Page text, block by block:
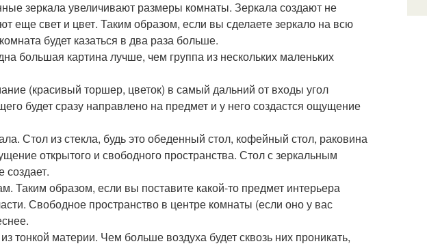
зеркала увеличивают размеры комнаты. Зеркала создают не
еще свет и цвет. Таким образом, если вы сделаете зеркало на всю
будет казаться в два раза больше.
большая картина лучше, чем группа из нескольких маленьких
(красивый торшер, цветок) в самый дальний от входы угол
будет сразу направлено на предмет и у него создастся ощущение
Стол из стекла, будь это обеденный стол, кофейный стол, раковина
открытого и свободного пространства. Стол с зеркальным
создает.
Таким образом, если вы поставите какой-то предмет интерьера
Свободное пространство в центре комнаты (если оно у вас
тонкой материи. Чем больше воздуха будет сквозь них проникать,